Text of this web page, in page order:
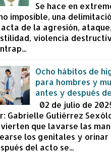
Se hace en
imposible, una
de la agresión, ataque,
violencia
Ocho hábitos de
para hombres y
antes y después
02 de julio de
Gabrielle Gutiérrez
que lavarse las
los genitales y orinar
del acto se...